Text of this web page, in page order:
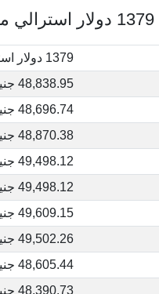
1379 دولار استرالي إلى جنيه مصري
48,838.95 جنيه مصري
48,696.74 جنيه مصري
48,870.38 جنيه مصري
49,498.12 جنيه مصري
49,498.12 جنيه مصري
49,609.15 جنيه مصري
49,502.26 جنيه مصري
48,605.44 جنيه مصري
48,390.73 جنيه مصري